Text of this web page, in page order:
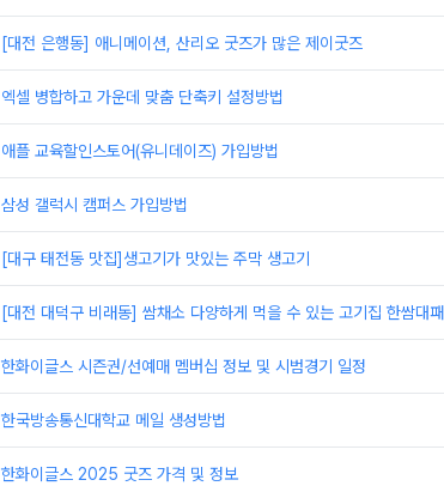
[대전 은행동] 애니메이션, 산리오 굿즈가 많은 제이굿즈
엑셀 병합하고 가운데 맞춤 단축키 설정방법
애플 교육할인스토어(유니데이즈) 가입방법
삼성 갤럭시 캠퍼스 가입방법
[대구 태전동 맛집]생고기가 맛있는 주막 생고기
[대전 대덕구 비래동] 쌈채소 다양하게 먹을 수 있는 고기집 한쌈대패
한화이글스 시즌권/선예매 멤버십 정보 및 시범경기 일정
한국방송통신대학교 메일 생성방법
한화이글스 2025 굿즈 가격 및 정보